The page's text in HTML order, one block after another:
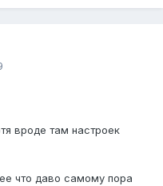
вроде там настроек
что даво самому пора